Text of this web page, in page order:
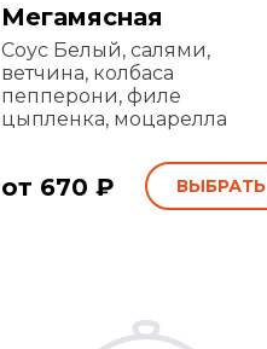
Мегамясная
Соус Белый, салями,
ветчина, колбаса
пепперони, филе
цыпленка, моцарелла
от 670 ₽ ВЫБРАТЬ